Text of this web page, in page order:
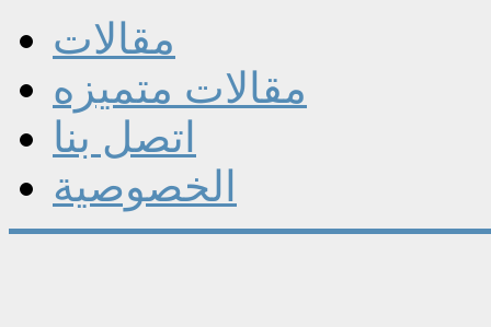
مقالات
مقالات متميزه
اتصل بنا
الخصوصية